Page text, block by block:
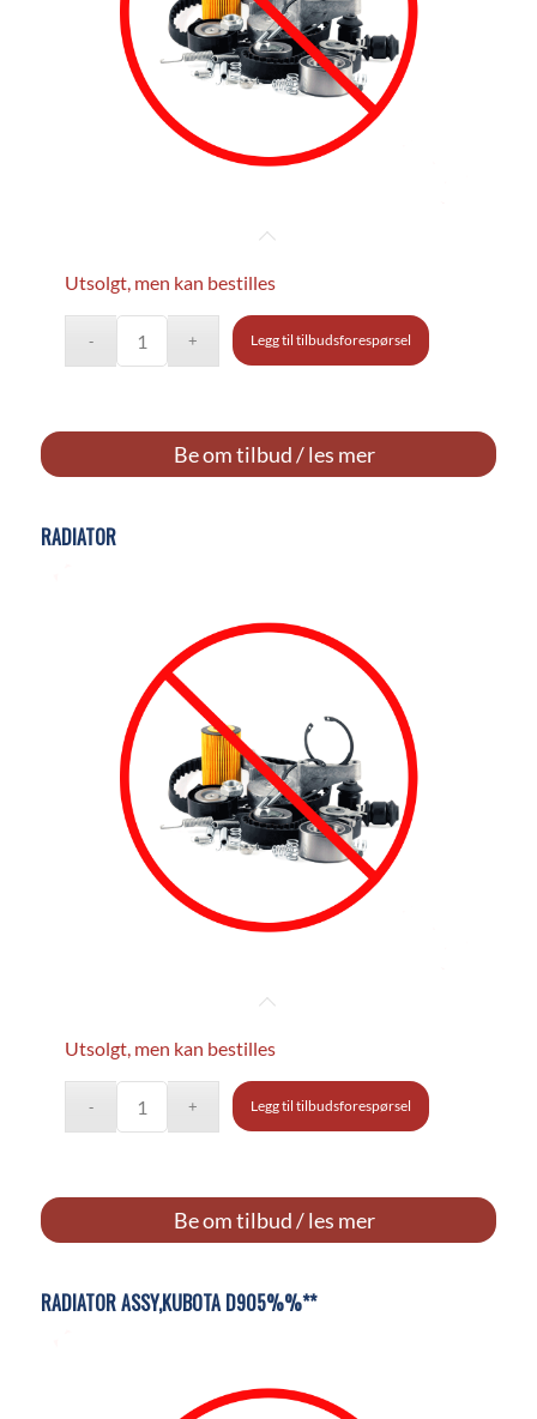
Utsolgt, men kan bestilles
Legg til tilbudsforespørsel
Be om tilbud / les mer
RADIATOR
Utsolgt, men kan bestilles
Legg til tilbudsforespørsel
Be om tilbud / les mer
RADIATOR ASSY,KUBOTA D905%%**